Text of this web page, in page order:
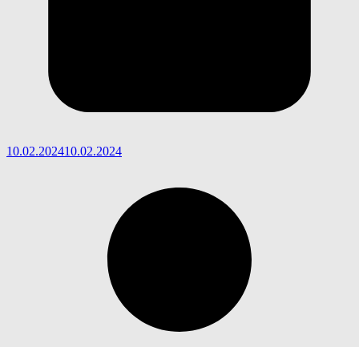
10.02.202410.02.2024